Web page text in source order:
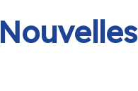
Nouvelles